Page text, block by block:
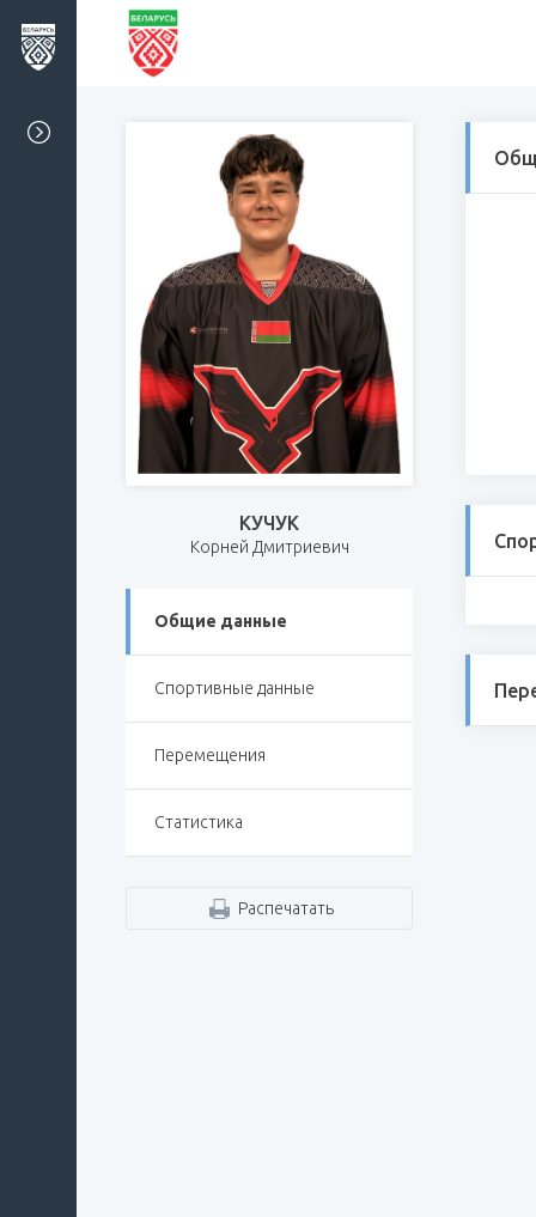
КУЧУК
Корней Дмитриевич
Общие данные
Спортивные данные
Перемещения
Статистика
Распечатать